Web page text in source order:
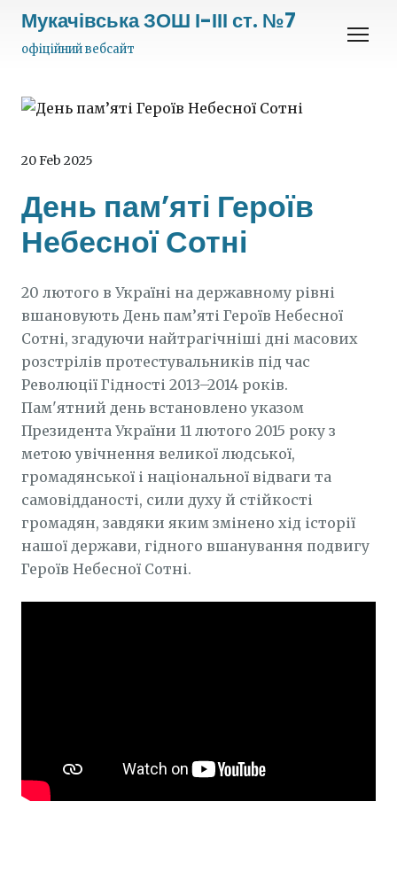
Мукачівська ЗОШ І-ІІІ ст. №7
офіційний вебсайт
20 Feb 2025
День пам’яті Героїв
Небесної Сотні
20 лютого в Україні на державному рівні
вшановують День пам’яті Героїв Небесної
Сотні, згадуючи найтрагічніші дні масових
розстрілів протестувальників під час
Революції Гідності 2013–2014 років.
Пам'ятний день встановлено указом
Президента України 11 лютого 2015 року з
метою увічнення великої людської,
громадянської і національної відваги та
самовідданості, сили духу й стійкості
громадян, завдяки яким змінено хід історії
нашої держави, гідного вшанування подвигу
Героїв Небесної Сотні.